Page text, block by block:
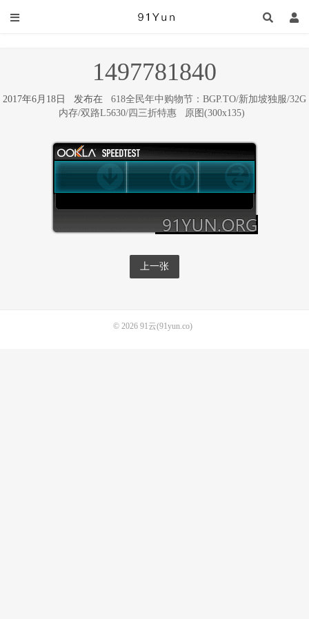
1497781840
2017年6月18日 发布在 618全民年中购物节：BGP.TO/新加坡独服/32G
内存/双路L5630/四三折特惠
原图(300x135)
上一张
© 2026 91云(91yun.co)